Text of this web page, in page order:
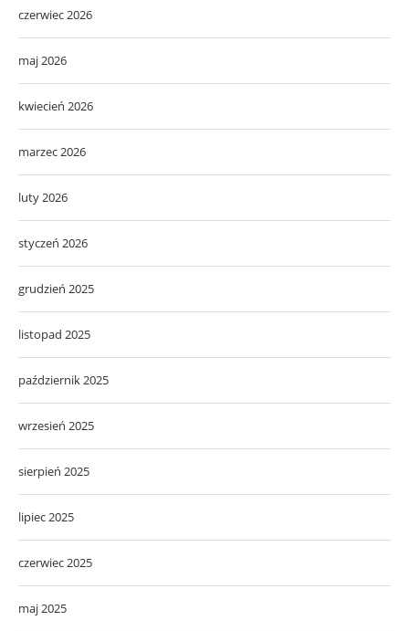
czerwiec 2026
maj 2026
kwiecień 2026
marzec 2026
luty 2026
styczeń 2026
grudzień 2025
listopad 2025
październik 2025
wrzesień 2025
sierpień 2025
lipiec 2025
czerwiec 2025
maj 2025